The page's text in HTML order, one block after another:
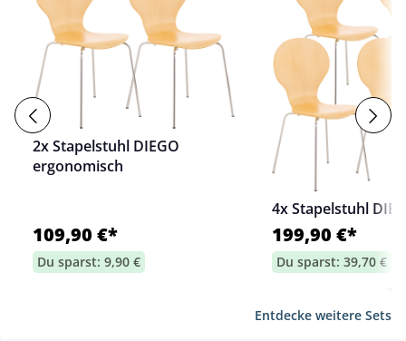
2x Stapelstuhl DIEGO
ergonomisch
109,90 €*
Du sparst: 9,90 €
4x Stapelstuhl
199,90 €*
Du sparst: 39,70 €
Entdecke weitere Sets